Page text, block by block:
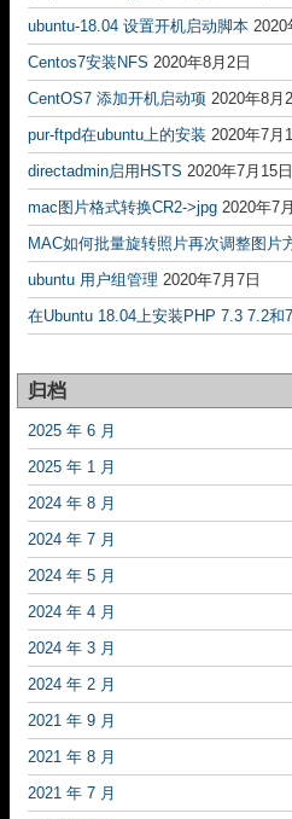
ubuntu-18.04 设置开机启动脚本 2020
Centos7安装NFS 2020年8月2日
CentOS7 添加开机启动项 2020年8月
pur-ftpd在ubuntu上的安装 2020年7月
directadmin启用HSTS 2020年7月15日
mac图片格式转换CR2->jpg 2020年7
MAC如何批量旋转照片再次调整图片
ubuntu 用户组管理 2020年7月7日
在Ubuntu 18.04上安装PHP 7.3 7.2和
归档
2025 年 6 月
2025 年 1 月
2024 年 8 月
2024 年 7 月
2024 年 5 月
2024 年 4 月
2024 年 3 月
2024 年 2 月
2021 年 9 月
2021 年 8 月
2021 年 7 月